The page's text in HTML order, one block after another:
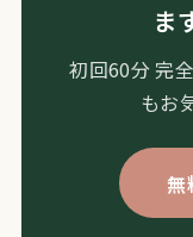
ま
初回60分 完
もお
無